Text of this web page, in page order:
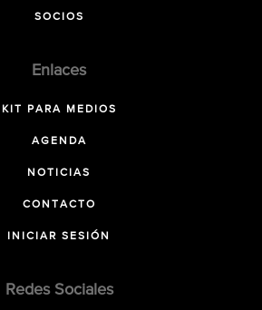
SOCIOS
Enlaces
KIT PARA MEDIOS
AGENDA
NOTICIAS
CONTACTO
INICIAR SESIÓN
Redes Sociales